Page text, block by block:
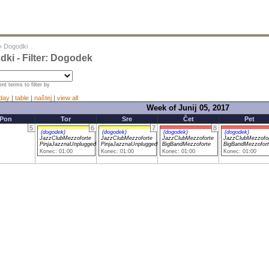
Dogodki
- Filter: Dogodek
terms to filter by
| table | naštej | view all
Week of Junij 05, 2017
Tor Sre Čet
Pet
5
6
(dogodek)
JazzClubMezzoforte
PinjaJazznaUnplugged
Konec: 01:00
7
(dogodek)
JazzClubMezzoforte
PinjaJazznaUnplugged
Konec: 01:00
8
(dogodek)
JazzClubMezzoforte
BigBandMezzoforte
Konec: 01:00
(dogodek)
Konec: 01:00